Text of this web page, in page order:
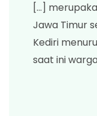
[…]
Jawa Timur
Kediri
saat ini